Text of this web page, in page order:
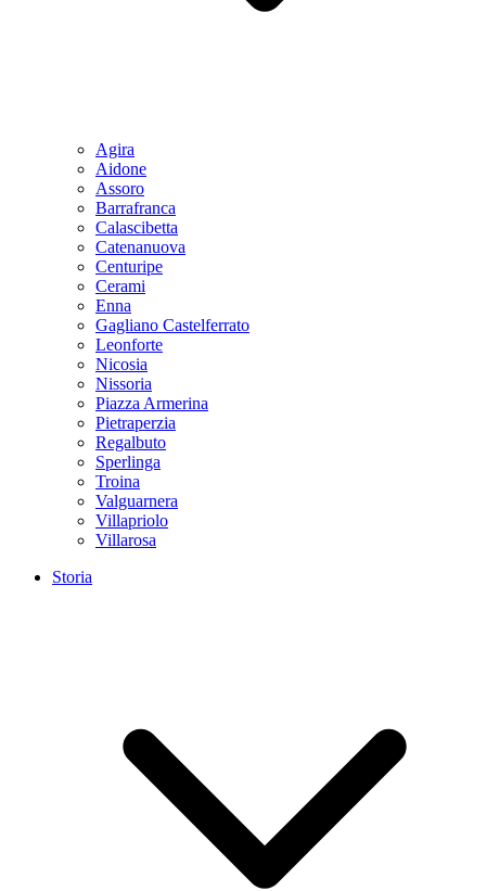
Agira
Aidone
Assoro
Barrafranca
Calascibetta
Catenanuova
Centuripe
Cerami
Enna
Gagliano Castelferrato
Leonforte
Nicosia
Nissoria
Piazza Armerina
Pietraperzia
Regalbuto
Sperlinga
Troina
Valguarnera
Villapriolo
Villarosa
Storia